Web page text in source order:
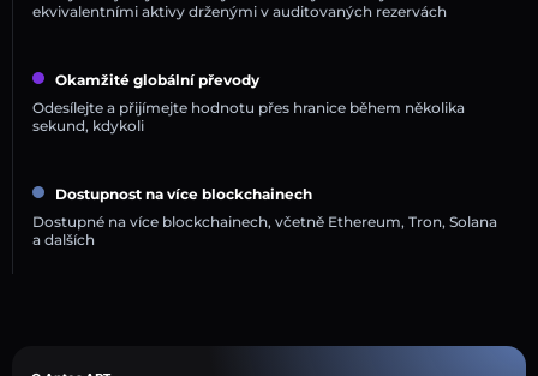
ekvivalentními aktivy drženými v auditovaných rezervách
Okamžité globální převody
Odesílejte a přijímejte hodnotu přes hranice během několika
sekund, kdykoli
Dostupnost na více blockchainech
Dostupné na více blockchainech, včetně Ethereum, Tron, Solana
a dalších